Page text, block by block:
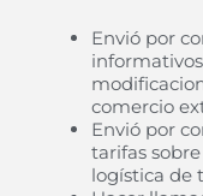
Envió por
comercio
Envió por
tarifas
logística de